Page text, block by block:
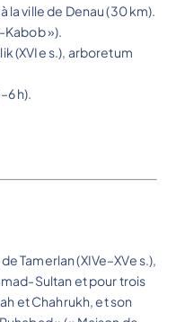
la ville de Denau (30 km).
Kabob »).
(XVIe s.), arboretum
h).
Tamerlan (XIVe–XVe s.),
Sultan et pour trois
et Chahrukh, et son